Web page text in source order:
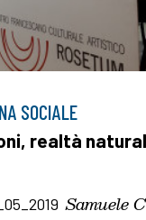
SOCIALE
realtà
Samuele